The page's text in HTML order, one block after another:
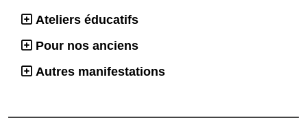
Ateliers éducatifs
Pour nos anciens
Autres manifestations